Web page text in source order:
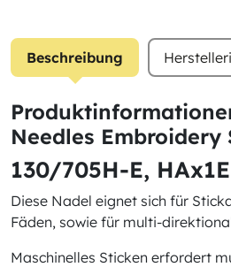
Beschreibung
Needles Embroidery
130/705H-E,
Diese Nadel eignet sich für
Fäden, sowie für multi-
Maschinelles Sticken erfordert